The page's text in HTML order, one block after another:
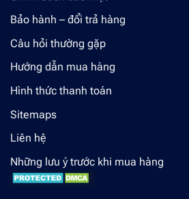
Bảo hành – đổi trả hàng
Câu hỏi thường gặp
Hướng dẫn mua hàng
Hình thức thanh toán
Sitemaps
Liên hệ
Những lưu ý trước khi mua hàng